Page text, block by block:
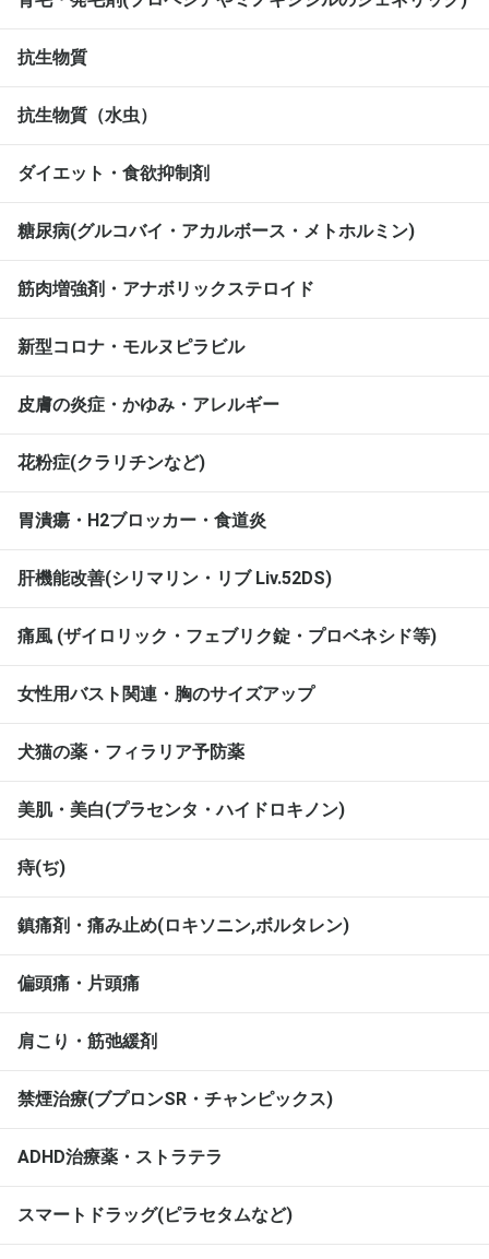
抗生物質
抗生物質（水虫）
ダイエット・食欲抑制剤
糖尿病(グルコバイ・アカルボース・メトホルミン)
筋肉増強剤・アナボリックステロイド
新型コロナ・モルヌピラビル
皮膚の炎症・かゆみ・アレルギー
花粉症(クラリチンなど)
胃潰瘍・H2ブロッカー・食道炎
肝機能改善(シリマリン・リブ Liv.52DS)
痛風 (ザイロリック・フェブリク錠・プロベネシド等)
女性用バスト関連・胸のサイズアップ
犬猫の薬・フィラリア予防薬
美肌・美白(プラセンタ・ハイドロキノン)
痔(ぢ)
鎮痛剤・痛み止め(ロキソニン,ボルタレン)
偏頭痛・片頭痛
肩こり・筋弛緩剤
禁煙治療(ブプロンSR・チャンピックス)
ADHD治療薬・ストラテラ
スマートドラッグ(ピラセタムなど)